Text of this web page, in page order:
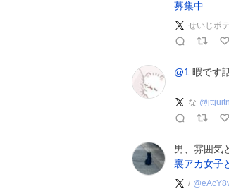
募集中
せいじポ
@1 暇です
な @jttjuitn
男、雰囲気
裏アカ女子
/ @